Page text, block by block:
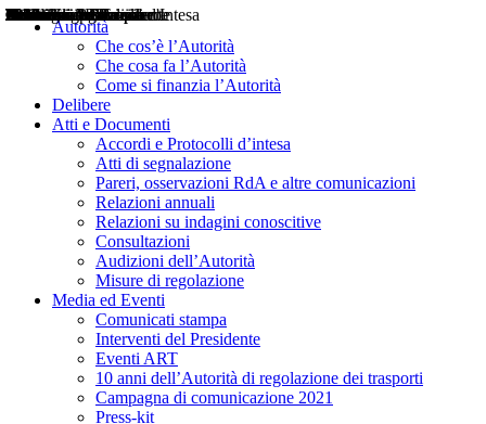
Autorità
Che cos’è l’Autorità
Che cosa fa l’Autorità
Come si finanzia l’Autorità
Delibere
Atti e Documenti
Accordi e Protocolli d’intesa
Atti di segnalazione
Pareri, osservazioni RdA e altre comunicazioni
Relazioni annuali
Relazioni su indagini conoscitive
Consultazioni
Audizioni dell’Autorità
Misure di regolazione
Media ed Eventi
Comunicati stampa
Interventi del Presidente
Eventi ART
10 anni dell’Autorità di regolazione dei trasporti
Campagna di comunicazione 2021
Press-kit
Delibere
Pareri
Consultazioni
Audizioni
Atti di Segnalazione
Accordi e Protocolli d'Intesa
Relazioni annuali
Misure di regolazione
Notizie
Comunicati Stampa
Bollettini ART
Convegni ART
Interviste del Presidente
Articoli in primo piano
Interventi del Presidente
2004
2005
2010
2013
2014
2015
2016
2017
2018
2019
202
2020
2021
2022
2023
2024
2025
2026
Aereo
Marittimo
Terrestre